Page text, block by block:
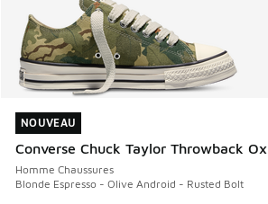
NOUVEAU
Converse Chuck Taylor Throwback Ox
Homme Chaussures
Blonde Espresso - Olive Android - Rusted Bolt
NOUVEAU